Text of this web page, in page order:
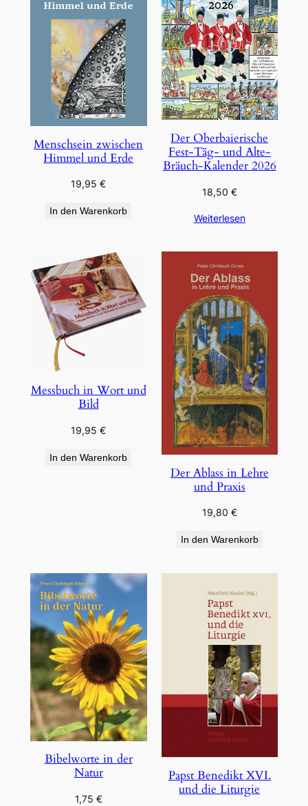
Menschsein zwischen
Himmel und Erde
19,95€
In den Warenkorb
Der Oberbaierische
Fest-Täg- und Alte-
Bräuch-Kalender 2026
18,50 €
Weiterlesen
Messbuch in Wort und
Bild
19,95€
In den Warenkorb
Der Ablass in Lehre
und Praxis
19,80 €
In den Warenkorb
Bibelworte in der
Natur
1,75 €
Papst Benedikt XVI.
und die Liturgie